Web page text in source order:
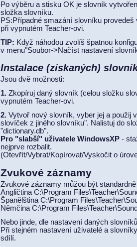
Po výběru a stisku OK je slovník
složka slovníku.
PS:Případné smazání slovníku
při vypnutém Teacher-ovi.
TIP: Když náhodou zvolíš špatnou
v menu"Soubor->Načíst nastavení
Instalace (získaných)
Jsou dvě možnosti:
1. Zkopíruj daný slovník (celou složku
vypnutém Teacher-ovi.
2. Vytvoř nový slovník, vyber jej a použij
slovíček z jiného slovníku". Nalistuj do
"dictionary.db".
Pro "slabší" uživatele WindowsXP -
nejprve rozbalit.
(Otevřít/Vybrat/Kopírovat/Vyskočit o
Zvukové záznamy
Zvukové záznamy můžou být
Angličtina C:\Program
Španělština C:\Program
Němčina C:\Program
Nebo jinde, dle nastavení daných
Při stejném nastavení uživatelé a
sdílí.